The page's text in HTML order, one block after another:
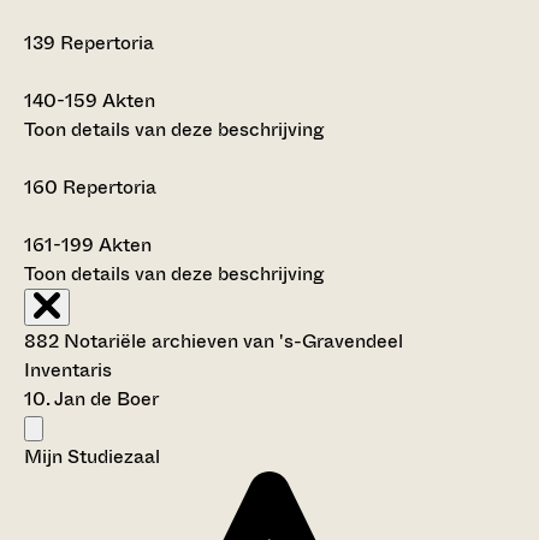
139 Repertoria
140-159 Akten
Toon details van deze beschrijving
160 Repertoria
161-199 Akten
Toon details van deze beschrijving
882 Notariële archieven van 's-Gravendeel
Inventaris
10. Jan de Boer
Mijn Studiezaal